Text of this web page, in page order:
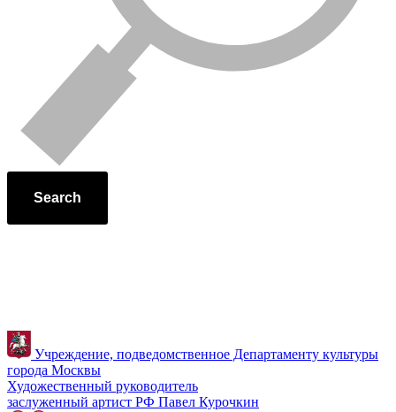
Search
Учреждение, подведомственное Департаменту культуры
города Москвы
Художественный руководитель
заслуженный артист РФ Павел Курочкин